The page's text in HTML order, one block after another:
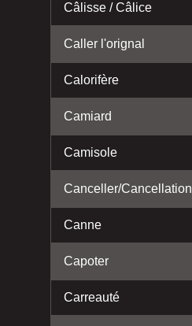
Câlisse / Câlice
Caller l'orignal
Calorifère
Camiard
Camisole
Canceller/Cancellation
Canne
Capoter
Carreauté